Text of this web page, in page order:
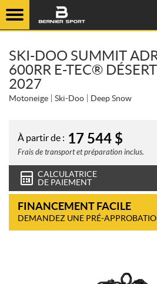
SKI-DOO SUMMIT
600RR E-TEC®
2027
Motoneige Ski-Doo Deep Snow
À partir de : 17 544 $
Frais de transport et préparation inclus.
CALCULATRICE
DE PAIEMENT
FINANCEMENT FACILE
DEMANDEZ UNE PRÉ-